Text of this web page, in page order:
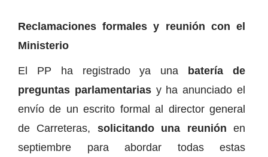
Reclamaciones formales y reunión con el
Ministerio
El PP ha registrado ya una batería de
preguntas parlamentariasy ha anunciado el
envío de un escrito formal al director general
de Carreteras, solicitando una reunión en
septiembre para abordar todas estas